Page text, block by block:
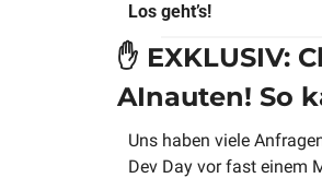
Los geht’s!
✋ EXKLUSIV:
AInauten! So
Uns haben viele
Dev Day vor fast einem